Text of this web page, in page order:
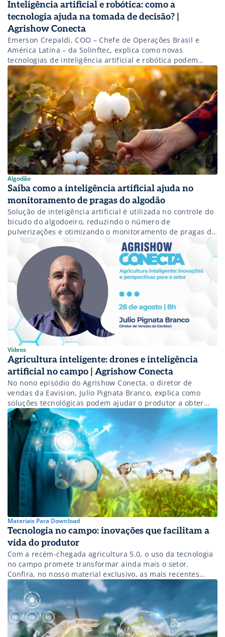
Inteligência artificial e robótica: como a
tecnologia ajuda na tomada de decisão? |
Agrishow Conecta
Emerson Crepaldi, COO – Chefe de Operações Brasil e
América Latina – da Solinftec, explica como novas
tecnologias de inteligência artificial e robótica podem
ajudar o produtor na gestão de sua propriedade e na
tomada de decisão
Algodão
Saiba como a inteligência artificial ajuda no
monitoramento de pragas do algodão
Solução de inteligência artificial é utilizada no controle do
bicudo do algodoeiro, reduzindo o número de
pulverizações e otimizando o monitoramento de pragas do
algodão. Entenda essa tecnologia!
Vídeos
Agricultura inteligente: drones e inteligência
artificial no campo | Agrishow Conecta
No nono episódio do Agrishow Conecta, o diretor de
vendas da Eavision, Julio Pignata Branco, explica como
soluções tecnológicas podem ajudar o produtor a obter
maior produtividade e rentabilidade no campo
Materiais Para Download
Tecnologia no campo: inovações que facilitam a
vida do produtor
Com a recém-chegada agricultura 5.0, o uso da tecnologia
no campo promete transformar ainda mais o setor.
Confira, no nosso material exclusivo, as mais recentes
inovações no campo e saiba como essas tecnologias na
agricultura podem otimizar ainda mais a vida do produtor
rural!